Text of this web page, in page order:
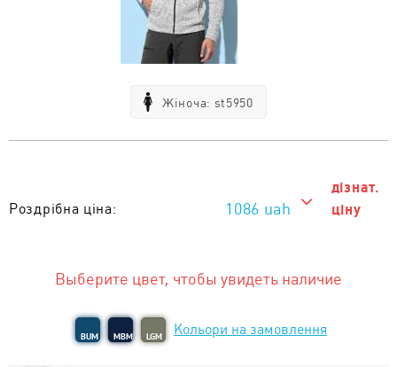
Жіноча: st5950
Роздрібна ціна: 1086 uah
дізнат.
ціну
Выберите цвет, чтобы увидеть наличие
BUM MBM LGM Кольори на замовлення